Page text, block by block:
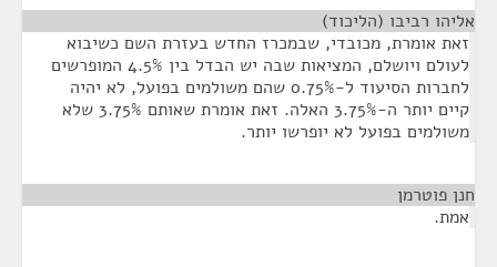
אליהו רביבו (הליכוד)
זאת אומרת, מכובדי, שבמכרז החדש בעזרת השם כשיבוא
לעולם ויושלם, המציאות שבה יש הבדל בין 4.5% המופרשים
לחברות הסיעוד ל-0.75% שהם משולמים בפועל, לא יהיה
קיים יותר ה-3.75% האלה. זאת אומרת שאותם 3.75% שלא
משולמים בפועל לא יופרשו יותר.
חנן פוטרמן
אמת.